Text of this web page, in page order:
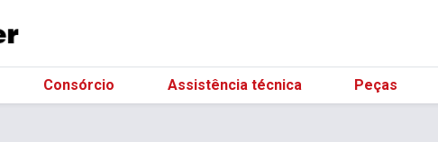
Consórcio Assistência técnica Peças